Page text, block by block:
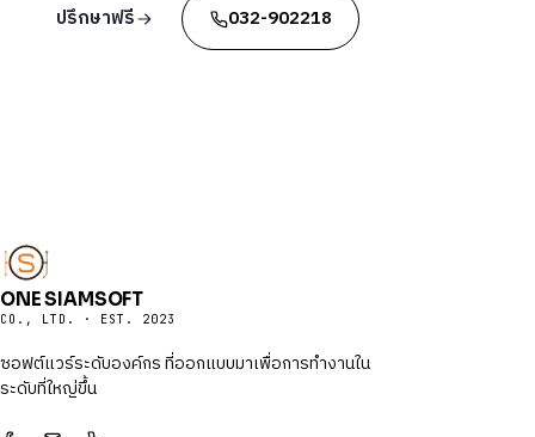
ปรึกษาฟรี 032-902218
ONE SIAMSOFT
CO., LTD. · EST. 2023
ซอฟต์แวร์ระดับองค์กร ที่ออกแบบมาเพื่อการทำงานใน
ระดับที่ใหญ่ขึ้น